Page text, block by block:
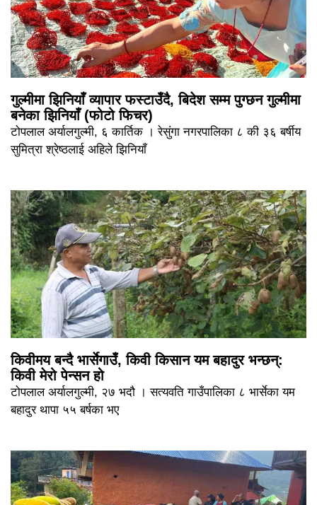
गुल्मीमा झिनियाँ व्यापार फस्टाउँदै, बिदेश सम्म पुग्छन गुल्मीमा
बनेका झिनियाँ (फोटो फिचर)
टोपलाल अर्यालगुल्मी, ६ कार्तिक । रेसुंगा नगरपालिका ८ की ३६ बर्षीय
सुमित्रा श्रेष्ठलाई अहिले झिनियाँ
किवीमय बन्दै भार्सेगाउँ, किवी किसान यम बहादुर भन्छन्:
किवी मेरो पेन्सन हो
टोपलाल अर्यालगुल्मी, २७ भदौ । सत्यवति गाउँपालिका ८ भार्सेका यम
बहादुर थापा ५५ बर्षका भए